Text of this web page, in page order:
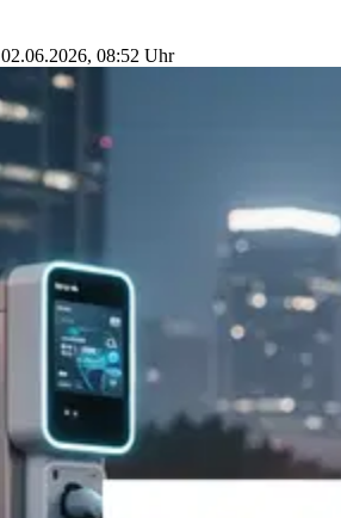
02.06.2026, 08:52 Uhr